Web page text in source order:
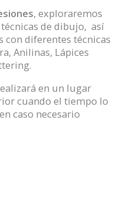
, exploraremos
de dibujo, así
diferentes técnicas
Anilinas, Lápices
en un lugar
cuando el tiempo lo
caso necesario